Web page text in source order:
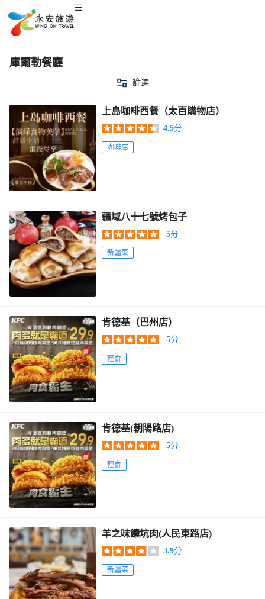
庫爾勒餐廳
篩選
上島咖啡西餐（太百購物店）
4.5分
咖啡店
疆域八十七號烤包子
5分
新疆菜
肯德基（巴州店）
5分
輕食
肯德基(朝陽路店)
5分
輕食
羊之味饢坑肉(人民東路店)
3.9分
新疆菜